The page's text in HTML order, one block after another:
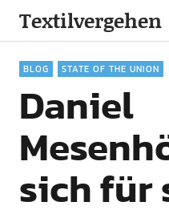
Textilvergehen
BLOG STATE OF THE UNION
Daniel
sich für